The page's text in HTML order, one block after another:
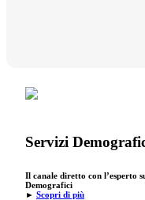
Servizi
Il canale diretto con l’esperto
Demografici
► Scopri di più